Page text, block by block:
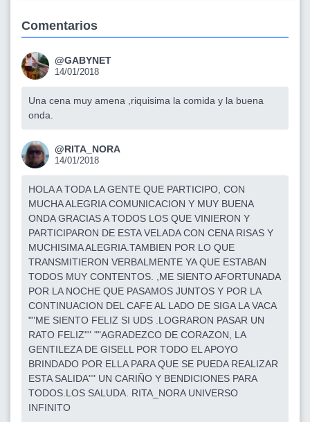
Comentarios
@GABYNET
14/01/2018
Una cena muy amena ,riquisima la comida y la buena
onda.
@RITA_NORA
14/01/2018
HOLA A TODA LA GENTE QUE PARTICIPO, CON
MUCHA ALEGRIA COMUNICACION Y MUY BUENA
ONDA GRACIAS A TODOS LOS QUE VINIERON Y
PARTICIPARON DE ESTA VELADA CON CENA RISAS Y
MUCHISIMA ALEGRIA.TAMBIEN POR LO QUE
TRANSMITIERON VERBALMENTE YA QUE ESTABAN
TODOS MUY CONTENTOS. ,ME SIENTO AFORTUNADA
POR LA NOCHE QUE PASAMOS JUNTOS Y POR LA
CONTINUACION DEL CAFE AL LADO DE SIGA LA VACA
""ME SIENTO FELIZ SI UDS .LOGRARON PASAR UN
RATO FELIZ"" ""AGRADEZCO DE CORAZON, LA
GENTILEZA DE GISELL POR TODO EL APOYO
BRINDADO POR ELLA PARA QUE SE PUEDA REALIZAR
ESTA SALIDA"" UN CARIÑO Y BENDICIONES PARA
TODOS.LOS SALUDA. RITA_NORA UNIVERSO
INFINITO